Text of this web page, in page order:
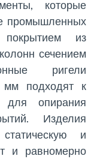
которые
промышленных
из
сечением
ригели
мм подходят к
опирания
Изделия
и
и равномерно